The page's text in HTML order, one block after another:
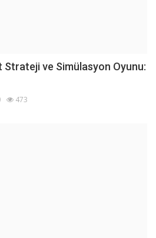
ve Simülasyon Oyunu:
473